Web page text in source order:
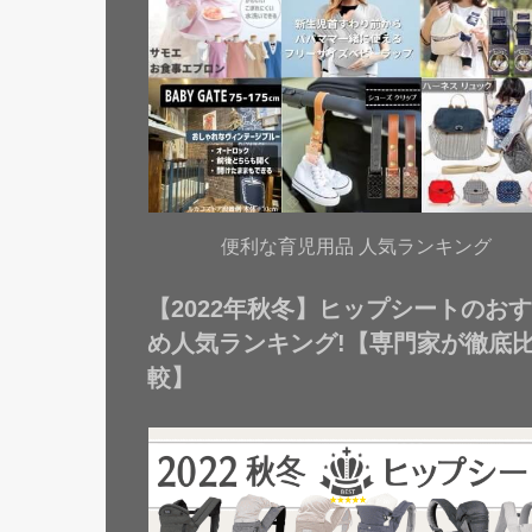
便利な育児用品 人気ランキング
【2022年秋冬】ヒップシートのお
め人気ランキング!【専門家が徹底
較】